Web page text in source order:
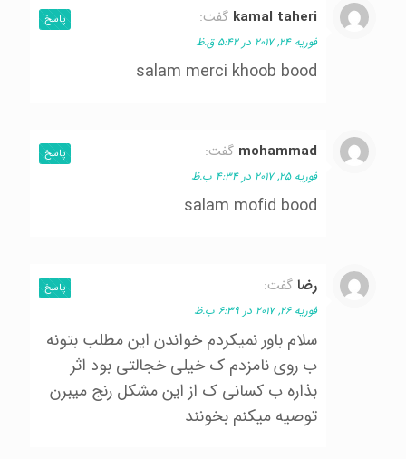
kamal taheri گفت:
فوریه 24, 2017 در 5:42 ق.ظ
salam merci khoob bood
پاسخ
mohammad گفت:
فوریه 25, 2017 در 4:34 ب.ظ
salam mofid bood
پاسخ
رضا گفت:
فوریه 26, 2017 در 6:39 ب.ظ
سلام باور نميكردم خواندن اين مطلب بتونه
ب روي نامزدم ك خيلي خجالتي بود اثر
بذاره ب كساني ك از اين مشكل رنج ميبرن
توصيه ميكنم بخونند
پاسخ